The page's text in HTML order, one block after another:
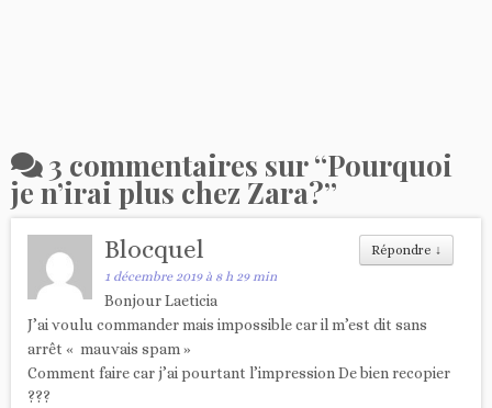
3 commentaires sur “Pourquoi
je n’irai plus chez Zara?”
Répondre ↓
Blocquel
1 décembre 2019 à 8 h 29 min
Bonjour Laeticia
J’ai voulu commander mais impossible car il m’est dit sans
arrêt « mauvais spam »
Comment faire car j’ai pourtant l’impression De bien recopier
???